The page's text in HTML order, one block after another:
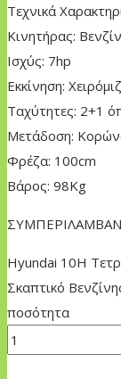
Τεχνικά
Κινητήρας:
Ισχύς: 7hp
Εκκίνηση:
Ταχύτητες: 2+1
Μετάδοση:
Φρέζα: 100cm
Βάρος: 98Kg
Hyundai 10H
Σκαπτικό
ποσότητα